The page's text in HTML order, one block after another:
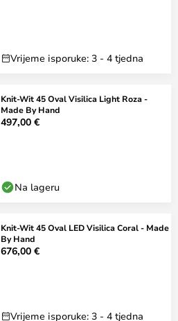
Vrijeme isporuke: 3 - 4 tjedna
Knit-Wit 45 Oval Visilica Light Roza -
Made By Hand
497,00 €
Na lageru
Knit-Wit 45 Oval LED Visilica Coral - Made
By Hand
676,00 €
Vrijeme isporuke: 3 - 4 tjedna